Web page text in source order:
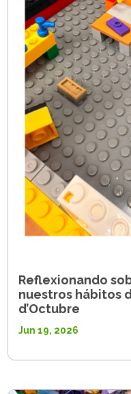
Reflexionando
nuestros hábitos
d’Octubre
Jun 19, 2026